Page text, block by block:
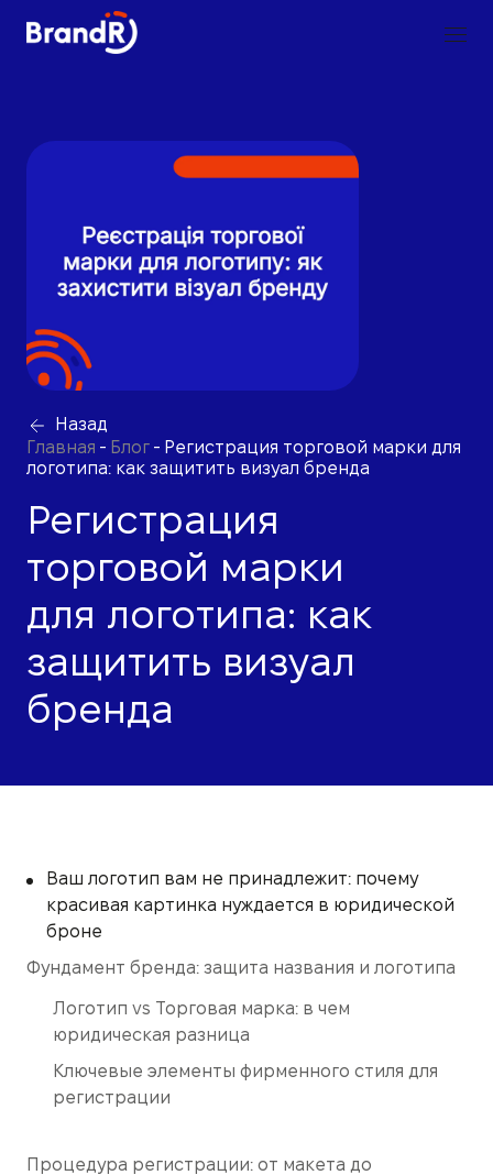
Назад
Главная - Блог - Регистрация торговой марки для
логотипа: как защитить визуал бренда
Регистрация
торговой марки
для логотипа: как
защитить визуал
бренда
Ваш логотип вам не принадлежит: почему
красивая картинка нуждается в юридической
броне
Фундамент бренда: защита названия и логотипа
Логотип vs Торговая марка: в чем
юридическая разница
Ключевые элементы фирменного стиля для
регистрации
Процедура регистрации: от макета до